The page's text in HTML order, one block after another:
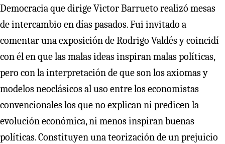
Democracia que dirige Victor Barrueto realizó mesas
de intercambio en días pasados. Fui invitado a
comentar una exposición de Rodrigo Valdés y coincidí
con él en que las malas ideas inspiran malas políticas,
pero con la interpretación de que son los axiomas y
modelos neoclásicos al uso entre los economistas
convencionales los que no explican ni predicen la
evolución económica, ni menos inspiran buenas
políticas. Constituyen una teorización de un prejuicio